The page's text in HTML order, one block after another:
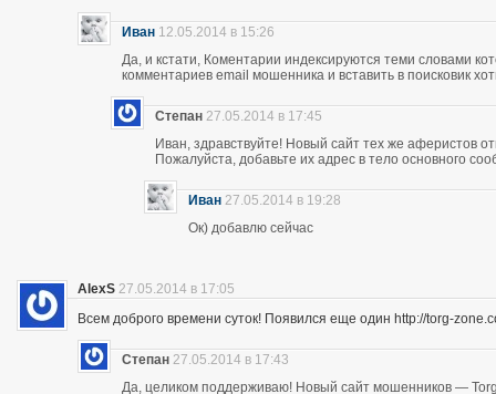
Иван 12.05.2014 в 15:26
Да, и кстати, Коментарии индексируются теми словами
комментариев email мошенника и вставить в поисковик
Степан 27.05.2014 в 17:45
Иван, здравствуйте! Новый сайт тех же аферистов
Пожалуйста, добавьте их адрес в тело основного
Иван 27.05.2014 в 19:28
Ок) добавлю сейчас
AlexS 27.05.2014 в 17:05
Всем доброго времени суток! Появился еще один http://torg-
Степан 27.05.2014 в 17:43
Да, целиком поддерживаю! Новый сайт мошенников —